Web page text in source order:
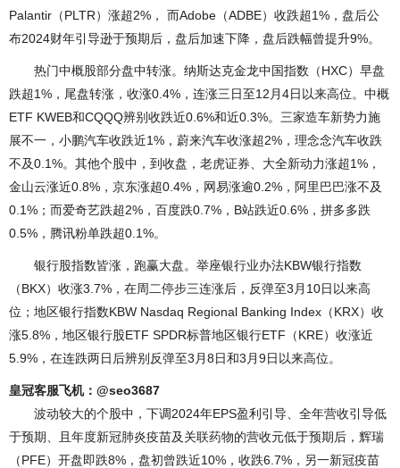
Palantir（PLTR）涨超2%， 而Adobe（ADBE）收跌超1%，盘后公
布2024财年引导逊于预期后，盘后加速下降，盘后跌幅曾提升9%。
热门中概股部分盘中转涨。纳斯达克金龙中国指数（HXC）早盘
跌超1%，尾盘转涨，收涨0.4%，连涨三日至12月4日以来高位。中概
ETF KWEB和CQQQ辨别收跌近0.6%和近0.3%。三家造车新势力施
展不一，小鹏汽车收跌近1%，蔚来汽车收涨超2%，理念念汽车收跌
不及0.1%。其他个股中，到收盘，老虎证券、大全新动力涨超1%，
金山云涨近0.8%，京东涨超0.4%，网易涨逾0.2%，阿里巴巴涨不及
0.1%；而爱奇艺跌超2%，百度跌0.7%，B站跌近0.6%，拼多多跌
0.5%，腾讯粉单跌超0.1%。
银行股指数皆涨，跑赢大盘。举座银行业办法KBW银行指数
（BKX）收涨3.7%，在周二停步三连涨后，反弹至3月10日以来高
位；地区银行指数KBW Nasdaq Regional Banking Index（KRX）收
涨5.8%，地区银行股ETF SPDR标普地区银行ETF（KRE）收涨近
5.9%，在连跌两日后辨别反弹至3月8日和3月9日以来高位。
皇冠客服飞机：@seo3687
波动较大的个股中，下调2024年EPS盈利引导、全年营收引导低
于预期、且年度新冠肺炎疫苗及关联药物的营收元低于预期后，辉瑞
（PFE）开盘即跌8%，盘初曾跌近10%，收跌6.7%，另一新冠疫苗